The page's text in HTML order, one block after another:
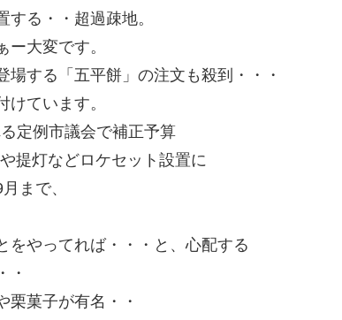
る・・超過疎地。
大変です。
する「五平餅」の注文も殺到・・・
ています。
定例市議会で補正予算
提灯などロケセット設置に
まで、
をやってれば・・・と、心配する
・
栗菓子が有名・・